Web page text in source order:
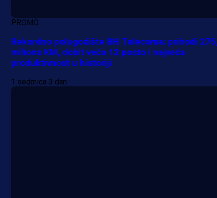
PROMO
Rekordno polugodište BH Telecoma: prihodi
miliona KM, dobit veća 12 posto i najveća
produktivnost u historiji
1 sedmica 3 dan